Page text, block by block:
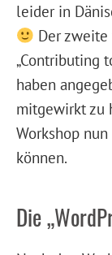
leider in
Der
„Contributing
haben
mitgewirkt zu
Workshop
können.
Die